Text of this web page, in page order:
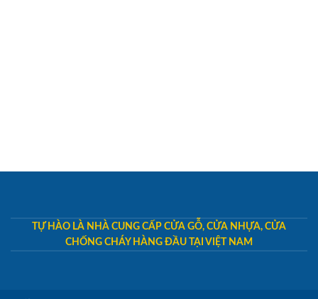
TỰ HÀO LÀ NHÀ CUNG CẤP CỬA GỖ, CỬA NHỰA, CỬA
CHỐNG CHÁY HÀNG ĐẦU TẠI VIỆT NAM